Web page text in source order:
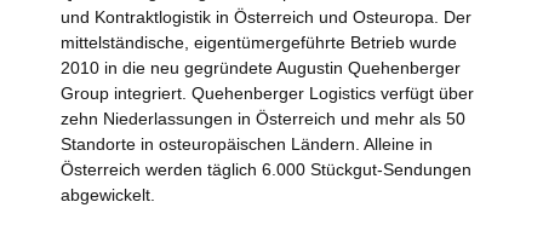
und Kontraktlogistik in Österreich und Osteuropa. Der
mittelständische, eigentümergeführte Betrieb wurde
2010 in die neu gegründete Augustin Quehenberger
Group integriert. Quehenberger Logistics verfügt über
zehn Niederlassungen in Österreich und mehr als 50
Standorte in osteuropäischen Ländern. Alleine in
Österreich werden täglich 6.000 Stückgut-Sendungen
abgewickelt.